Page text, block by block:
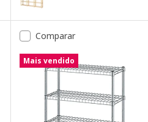
Comparar
Mais vendido